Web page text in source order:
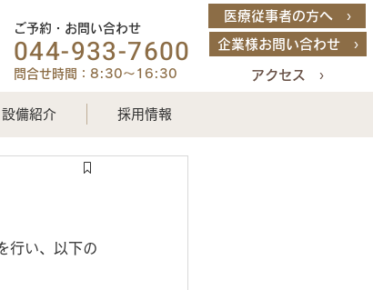
ご予約・お問い合わせ
044-933-7600
問合せ時間：8:30～16:30
医療従事者の方へ ›
企業様お問い合わせ ›
アクセス ›
備紹介 採用情報
行い、以下の